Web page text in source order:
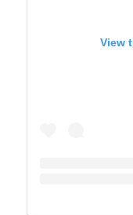
View